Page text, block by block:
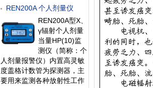
器又可用作固定式中子剂量
监测仪。此外通过配套的
RenRiRate辐射剂量管理软
件可将存储的
REN200A 个人剂量仪
REN200A型X、
γ辐射个人剂量
当量HP(10)监
测仪（简称：个
人剂量报警仪）内置高灵敏
度盖格计数管为探测器，主
要用来监测各种放射性工作